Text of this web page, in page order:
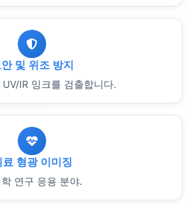
안 및 위조 방지
UV/IR 잉크를 검출합니다.
료 형광 이미징
연구 응용 분야.